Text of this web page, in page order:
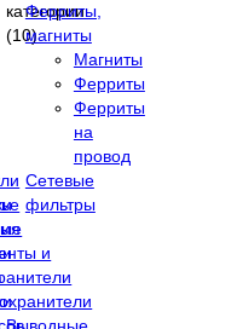
категории
(10)
Ферриты,
магниты
Магниты
Ферриты
Ферриты
на
провод
Сетевые
фильтры
и